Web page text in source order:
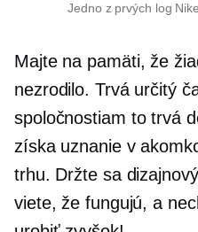
Jedno z prvých log
Majte na pamäti, že
nezrodilo. Trvá určitý
spoločnostiam to trvá
získa uznanie v
trhu. Držte sa
viete, že fungujú, a